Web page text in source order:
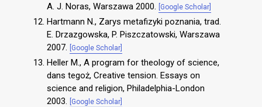
A. J. Noras, Warszawa 2000.
[Google Scholar]
Hartmann N., Zarys metafizyki poznania, trad.
E. Drzazgowska, P. Piszczatowski, Warszawa
2007.
[Google Scholar]
Heller M., A program for theology of science,
dans tegoż, Creative tension. Essays on
science and religion, Philadelphia-London
2003.
[Google Scholar]